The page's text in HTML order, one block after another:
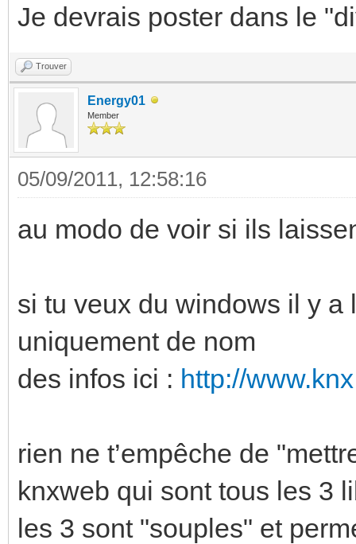
Je devrais poster dans le
Trouver
Energy01
Member
05/09/2011, 12:58:16
au modo de voir si ils
si tu veux du windows il y
uniquement de nom
des infos ici : http://
rien ne t’empêche de
knxweb qui sont tous les 3
les 3 sont "souples" et